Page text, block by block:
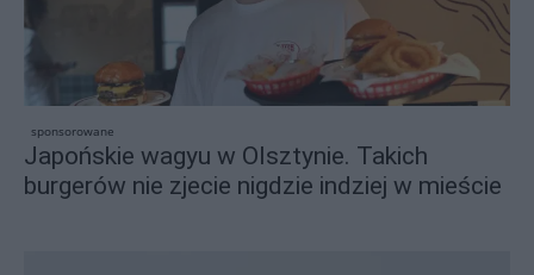
sponsorowane
Japońskie wagyu w Olsztynie. Takich
burgerów nie zjecie nigdzie indziej w mieście